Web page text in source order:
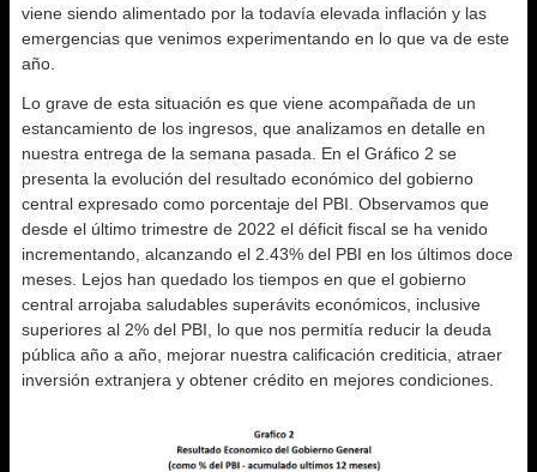
viene siendo alimentado por la todavía elevada inflación y las
emergencias que venimos experimentando en lo que va de este
año.
Lo grave de esta situación es que viene acompañada de un
estancamiento de los ingresos, que analizamos en detalle en
nuestra entrega de la semana pasada. En el Gráfico 2 se
presenta la evolución del resultado económico del gobierno
central expresado como porcentaje del PBI. Observamos que
desde el último trimestre de 2022 el déficit fiscal se ha venido
incrementando, alcanzando el 2.43% del PBI en los últimos doce
meses. Lejos han quedado los tiempos en que el gobierno
central arrojaba saludables superávits económicos, inclusive
superiores al 2% del PBI, lo que nos permitía reducir la deuda
pública año a año, mejorar nuestra calificación crediticia, atraer
inversión extranjera y obtener crédito en mejores condiciones.